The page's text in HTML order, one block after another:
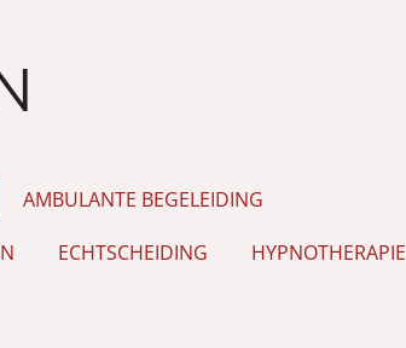
AMBULANTE BEGELEIDING
ECHTSCHEIDING HYPNOTHERAPIE